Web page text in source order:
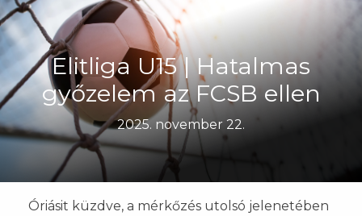
Elitliga U15 | Hatalmas
győzelem az FCSB ellen
2025. november 22.
Óriásit küzdve, a mérkőzés utolsó jelenetében